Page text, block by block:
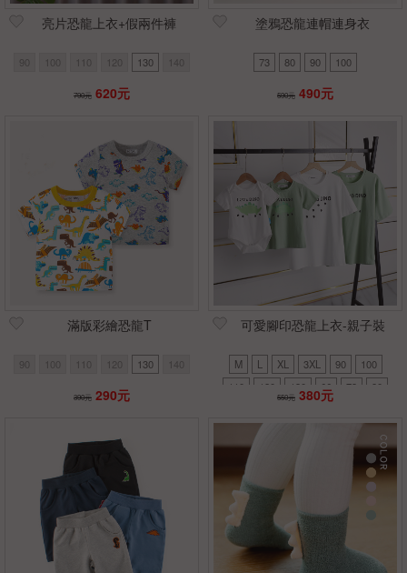
亮片恐龍上衣+假兩件褲
130 140
790元 620元
塗鴉恐龍連帽連身衣
73 80 90 100
590元 490元
滿版彩繪恐龍T
130 140
390元 290元
可愛腳印恐龍上衣-親子裝
M L XL 3XL 90
100
110
120 130 66 73
80
550元 380元